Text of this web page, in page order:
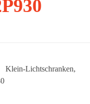
Lichtschranken,